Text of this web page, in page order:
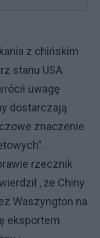
z chińskim
stanu USA
uwagę
dostarczają
znaczenie
rzecznik
, że Chiny
Waszyngton na
eksportem